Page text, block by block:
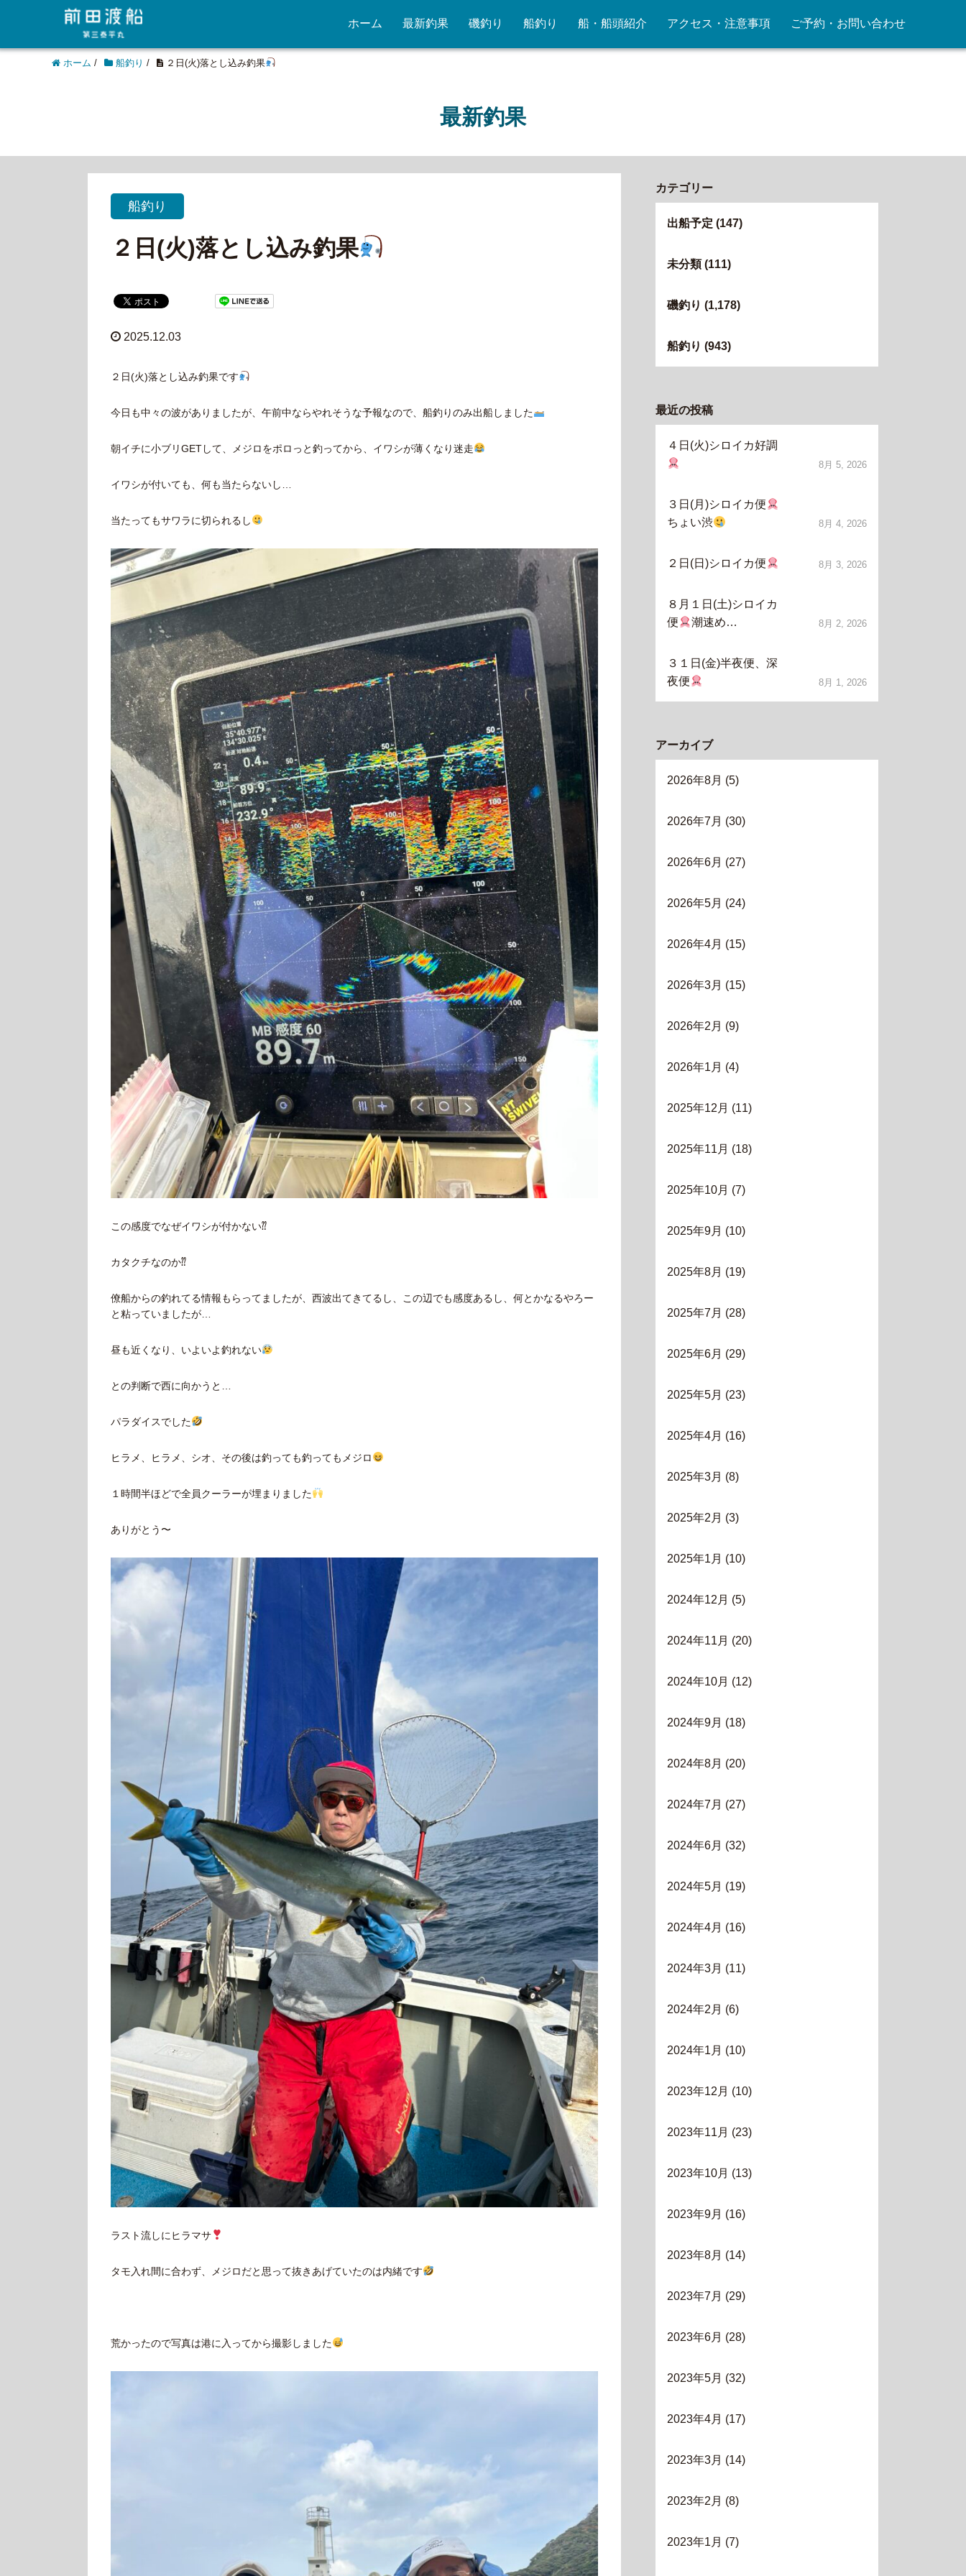
ホーム 最新釣果 磯釣り 船釣り 船・船頭紹介 アクセス・注意事項 ご予約・お問い合わせ
ホーム / 船釣り / ２日(火)落とし込み釣果
最新釣果
船釣り
２日(火)落とし込み釣果
2025.12.03
２日(火)落とし込み釣果です
今日も中々の波がありましたが、午前中ならやれそうな予報なので、船釣りのみ出船しました
朝イチに小ブリGETして、メジロをポロっと釣ってから、イワシが薄くなり迷走
イワシが付いても、何も当たらないし…
当たってもサワラに切られるし
この感度でなぜイワシが付かない⁇
カタクチなのか⁇
僚船からの釣れてる情報もらってましたが、西波出てきてるし、この辺でも感度あるし、何とかなるやろー
と粘っていましたが…
昼も近くなり、いよいよ釣れない
との判断で西に向かうと…
パラダイスでした
ヒラメ、ヒラメ、シオ、その後は釣っても釣ってもメジロ
１時間半ほどで全員クーラーが埋まりました
ありがとう〜
ラスト流しにヒラマサ
タモ入れ間に合わず、メジロだと思って抜きあげていたのは内緒です
荒かったので写真は港に入ってから撮影しました
カテゴリー
出船予定 (147)
未分類(111)
磯釣り (1,178)
船釣り (943)
最近の投稿
４日(火)シロイカ好調
8月 5, 2026
３日(月)シロイカ便
ちょい渋
8月 4, 2026
２日(日)シロイカ便 8月 3, 2026
８月１日(土)シロイカ
便
潮速め… 8月 2, 2026
３１日(金)半夜便、深
夜便
8月 1, 2026
アーカイブ
2026年8月 (5)
2026年7月 (30)
2026年6月 (27)
2026年5月 (24)
2026年4月 (15)
2026年3月 (15)
2026年2月 (9)
2026年1月 (4)
2025年12月 (11)
2025年11月 (18)
2025年10月 (7)
2025年9月 (10)
2025年8月 (19)
2025年7月 (28)
2025年6月 (29)
2025年5月 (23)
2025年4月 (16)
2025年3月 (8)
2025年2月 (3)
2025年1月 (10)
2024年12月 (5)
2024年11月 (20)
2024年10月 (12)
2024年9月 (18)
2024年8月 (20)
2024年7月 (27)
2024年6月 (32)
2024年5月 (19)
2024年4月 (16)
2024年3月 (11)
2024年2月 (6)
2024年1月 (10)
2023年12月 (10)
2023年11月 (23)
2023年10月 (13)
2023年9月 (16)
2023年8月 (14)
2023年7月 (29)
2023年6月 (28)
2023年5月 (32)
2023年4月 (17)
2023年3月 (14)
2023年2月 (8)
2023年1月 (7)